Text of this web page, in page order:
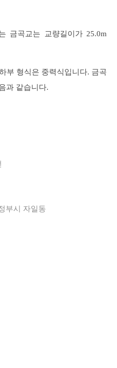
금곡교는 교량길이가 25.0m
부 형식은 중력식입니다. 금곡
과 같습니다.
부시 자일동